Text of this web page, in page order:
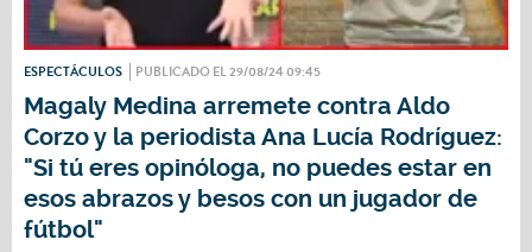
ESPECTÁCULOS PUBLICADO EL 29/08/24 09:45
Magaly Medina arremete contra Aldo
Corzo y la periodista Ana Lucía Rodríguez:
"Si tú eres opinóloga, no puedes estar en
esos abrazos y besos con un jugador de
fútbol"